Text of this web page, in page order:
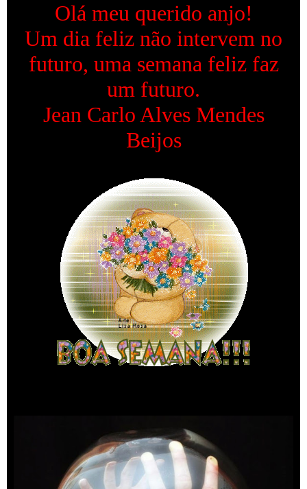
Olá meu querido anjo!
Um dia feliz não intervem no
futuro, uma semana feliz faz
um futuro.
Jean Carlo Alves Mendes
Beijos